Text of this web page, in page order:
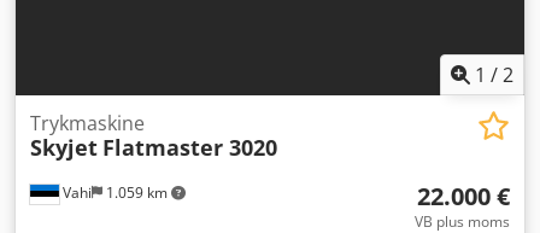
1 /2
Vahi 1.059 km
Trykmaskine
Skyjet Flatmaster 3020
22.000 €
VB plus moms